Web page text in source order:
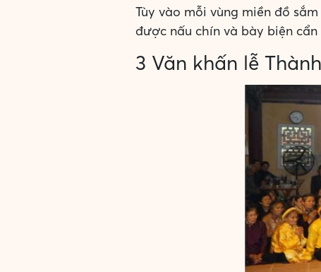
Tùy vào mỗi vùng miền đồ
được nấu chín và bày biện cẩn
3 Văn khấn lễ